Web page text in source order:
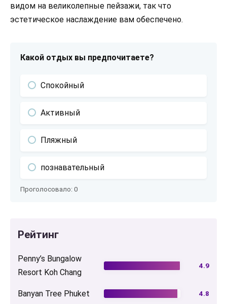
видом на великолепные пейзажи, так что
эстетическое наслаждение вам обеспечено.
Какой отдых вы предпочитаете?
Спокойный
Активный
Пляжный
познавательный
Проголосовало: 0
Рейтинг
Penny’s Bungalow
Resort Koh Chang
4.9
Banyan Tree Phuket 4.8